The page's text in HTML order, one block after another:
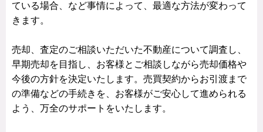
ている場合、など事情によって、最適な方法が変わって
きます。
売却、査定のご相談いただいた不動産について調査し、
早期売却を目指し、お客様とご相談しながら売却価格や
今後の方針を決定いたします。売買契約からお引渡まで
の準備などの手続きを、お客様がご安心して進められる
よう、万全のサポートをいたします。